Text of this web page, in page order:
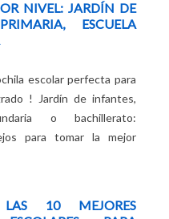
MOCHILAS
NIVEL: JARDÍN DE
ESCUELA
escolar perfecta para
! Jardín de infantes,
o bachillerato:
para tomar la mejor